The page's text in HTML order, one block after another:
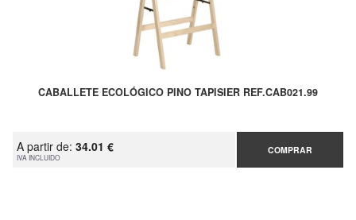
CABALLETE ECOLÓGICO PINO TAPISIER REF.CAB021.99
A partir de: 34.01 €
IVA INCLUIDO
COMPRAR